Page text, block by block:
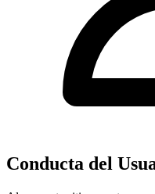
Conducta del